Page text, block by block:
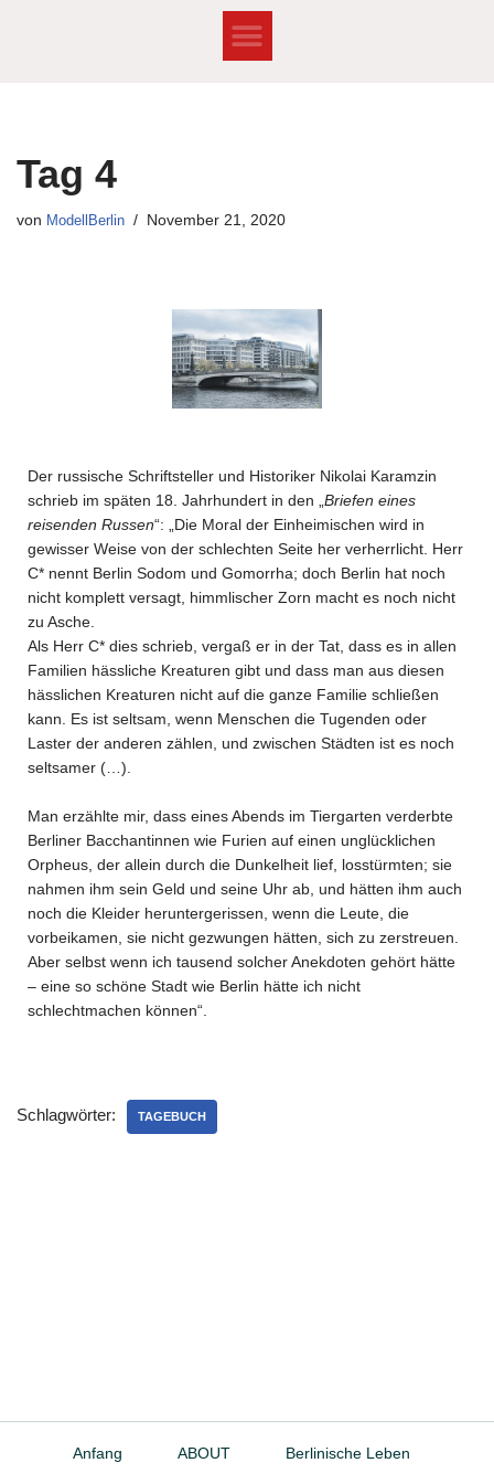
Tag 4
von ModellBerlin November 21, 2020
Der russische Schriftsteller und Historiker Nikolai Karamzin
schrieb im späten 18. Jahrhundert in den „Briefen eines
reisenden Russen“: „Die Moral der Einheimischen wird in
gewisser Weise von der schlechten Seite her verherrlicht. Herr
C* nennt Berlin Sodom und Gomorrha; doch Berlin hat noch
nicht komplett versagt, himmlischer Zorn macht es noch nicht
zu Asche.
Als Herr С* dies schrieb, vergaß er in der Tat, dass es in allen
Familien hässliche Kreaturen gibt und dass man aus diesen
hässlichen Kreaturen nicht auf die ganze Familie schließen
kann. Es ist seltsam, wenn Menschen die Tugenden oder
Laster der anderen zählen, und zwischen Städten ist es noch
seltsamer (…).
Man erzählte mir, dass eines Abends im Tiergarten verderbte
Berliner Bacchantinnen wie Furien auf einen unglücklichen
Orpheus, der allein durch die Dunkelheit lief, losstürmten; sie
nahmen ihm sein Geld und seine Uhr ab, und hätten ihm auch
noch die Kleider heruntergerissen, wenn die Leute, die
vorbeikamen, sie nicht gezwungen hätten, sich zu zerstreuen.
Aber selbst wenn ich tausend solcher Anekdoten gehört hätte
– eine so schöne Stadt wie Berlin hätte ich nicht
schlechtmachen können“.
Schlagwörter: TAGEBUCH
Anfang ABOUT Berlinische Leben